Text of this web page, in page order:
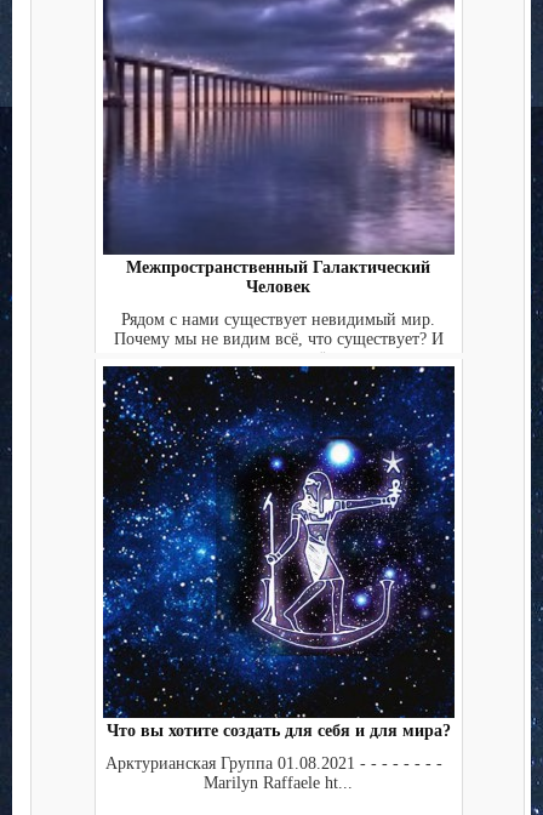
Межпространственный Галактический
Человек
Рядом с нами существует невидимый мир.
Почему мы не видим всё, что существует? И
нужно ли нам всё ви...
Что вы хотите создать для себя и для мира?
Арктурианская Группа 01.08.2021 - - - - - - - -
Marilyn Raffaele ht...